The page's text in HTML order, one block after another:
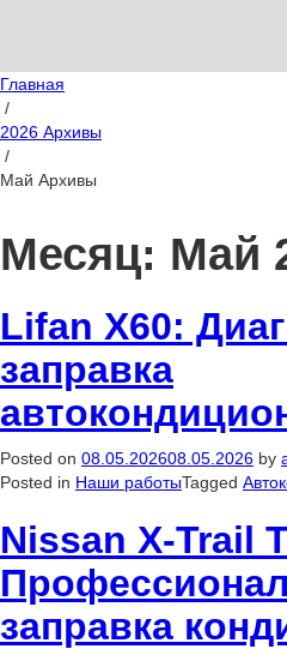
Главная
/
2026 Архивы
/
Май Архивы
Месяц: Май
Lifan X60:
заправка
Posted on 08.05.202608.05.2026 by
Posted in Наши работыTagged
Nissan X-Trail
заправка